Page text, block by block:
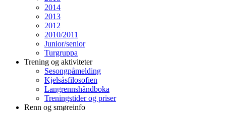
2014
2013
2012
2010/2011
Junior/senior
Turgruppa
Trening og aktiviteter
Sesongpåmelding
Kjelsåsfilosofien
Langrennshåndboka
Treningstider og priser
Renn og smøreinfo